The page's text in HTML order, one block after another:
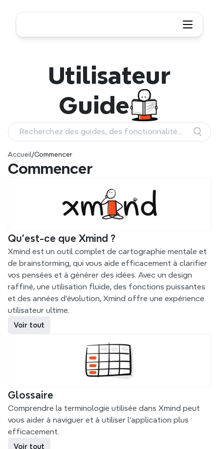
Utilisateur
Guide
Recherchez des guides, des fonctionnalités
et des workflows
Accueil/Commencer
Commencer
Qu'est-ce que Xmind ?
Xmind est un outil complet de cartographie mentale et
de brainstorming, qui vous aide efficacement à clarifier
vos pensées et à générer des idées. Avec un design
raffiné, une utilisation fluide, des fonctions puissantes
et des années d'évolution, Xmind offre une expérience
utilisateur ultime.
Voir tout
Glossaire
Comprendre la terminologie utilisée dans Xmind peut
vous aider à naviguer et à utiliser l'application plus
efficacement.
Voir tout